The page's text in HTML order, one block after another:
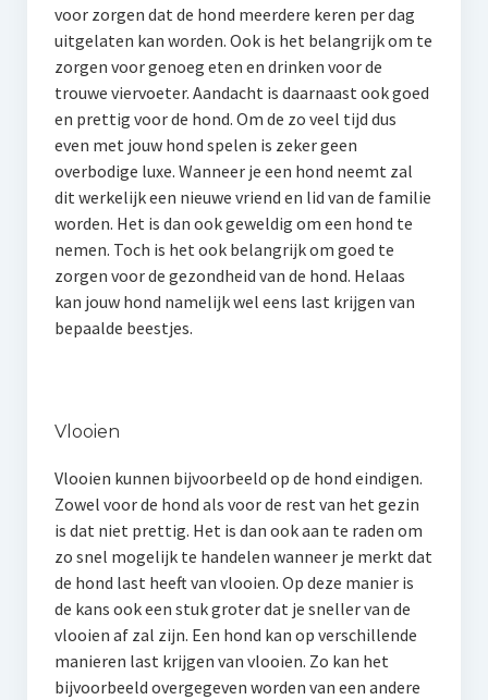
voor zorgen dat de hond meerdere keren per dag
uitgelaten kan worden. Ook is het belangrijk om te
zorgen voor genoeg eten en drinken voor de
trouwe viervoeter. Aandacht is daarnaast ook goed
en prettig voor de hond. Om de zo veel tijd dus
even met jouw hond spelen is zeker geen
overbodige luxe. Wanneer je een hond neemt zal
dit werkelijk een nieuwe vriend en lid van de familie
worden. Het is dan ook geweldig om een hond te
nemen. Toch is het ook belangrijk om goed te
zorgen voor de gezondheid van de hond. Helaas
kan jouw hond namelijk wel eens last krijgen van
bepaalde beestjes.
Vlooien
Vlooien kunnen bijvoorbeeld op de hond eindigen.
Zowel voor de hond als voor de rest van het gezin
is dat niet prettig. Het is dan ook aan te raden om
zo snel mogelijk te handelen wanneer je merkt dat
de hond last heeft van vlooien. Op deze manier is
de kans ook een stuk groter dat je sneller van de
vlooien af zal zijn. Een hond kan op verschillende
manieren last krijgen van vlooien. Zo kan het
bijvoorbeeld overgegeven worden van een andere